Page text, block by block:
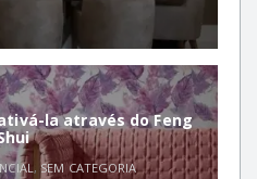
la através do Feng
,SEM CATEGORIA